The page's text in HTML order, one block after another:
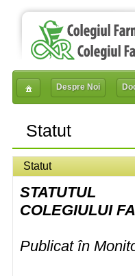
Despre Noi
Statut
Statut
STATUTUL
COLEGIULUI
Publicat în